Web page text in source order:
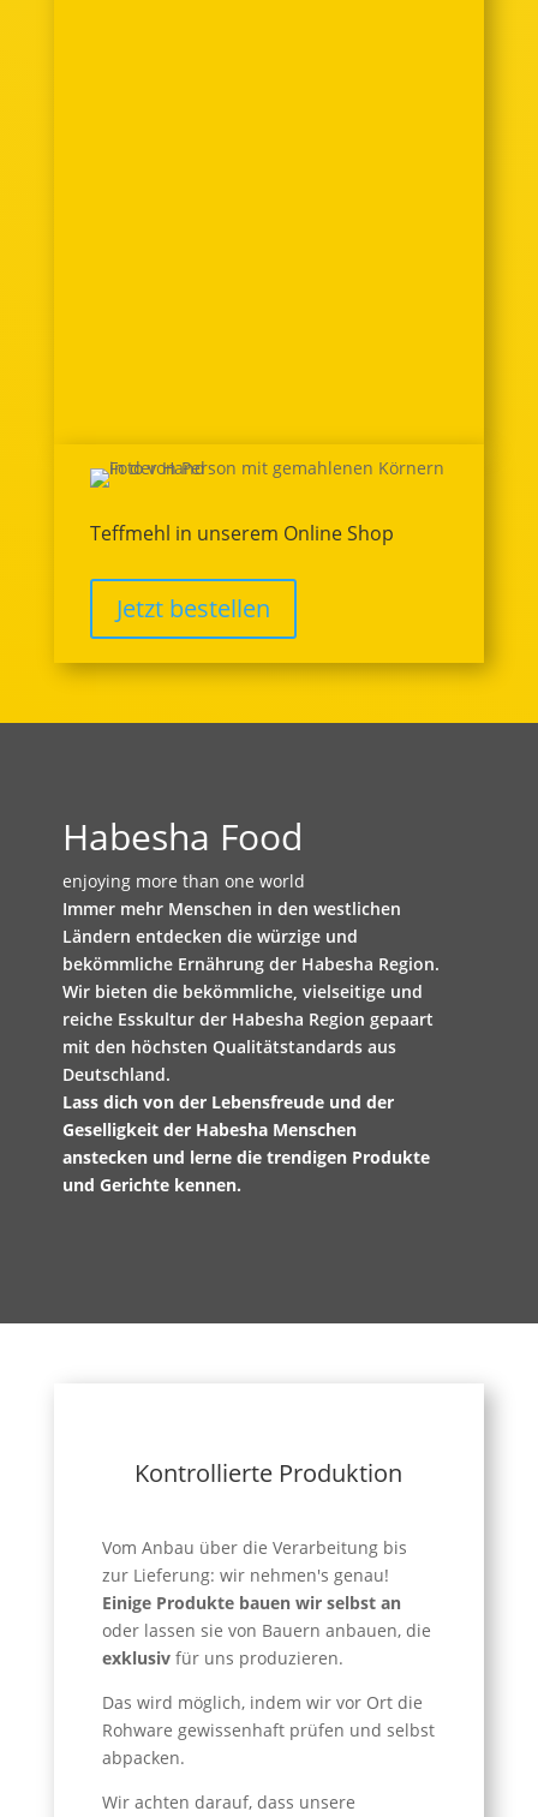
Teffmehl in unserem Online Shop
Jetzt bestellen
Habesha Food
enjoying more than one world
Immer mehr Menschen in den westlichen
Ländern entdecken die würzige und
bekömmliche Ernährung der Habesha Region.
Wir bieten die bekömmliche, vielseitige und
reiche Esskultur der Habesha Region gepaart
mit den höchsten Qualitätstandards aus
Deutschland.
Lass dich von der Lebensfreude und der
Geselligkeit der Habesha Menschen
anstecken und lerne die trendigen Produkte
und Gerichte kennen.
Kontrollierte Produktion
Vom Anbau über die Verarbeitung bis
zur Lieferung: wir nehmen's genau!
Einige Produkte bauen wir selbst an
oder lassen sie von Bauern anbauen, die
exklusivfür uns produzieren.
Das wird möglich, indem wir vor Ort die
Rohware gewissenhaft prüfen und selbst
abpacken.
Wir achten darauf, dass unsere